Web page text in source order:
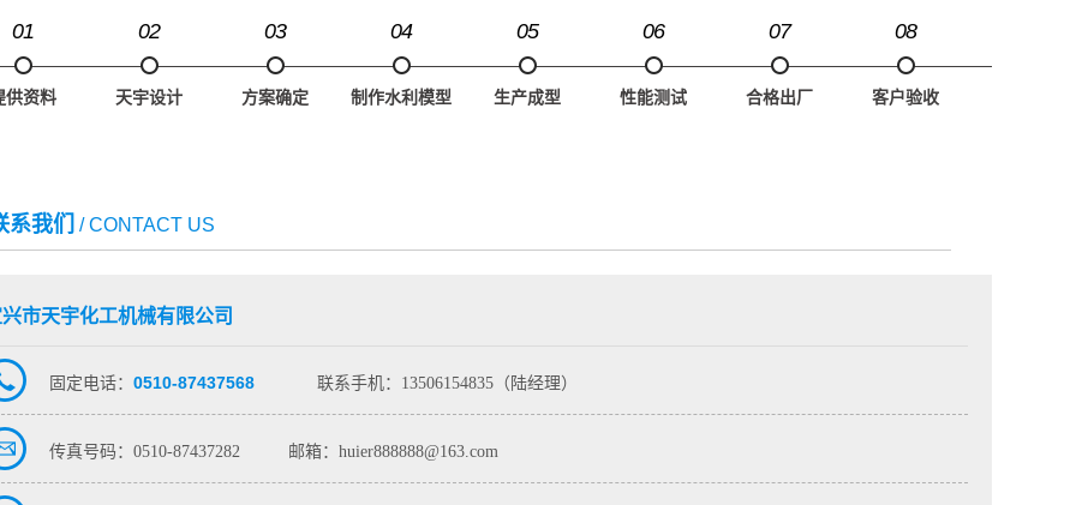
01
供资料
02
天宇设计
03
方案确定
04
制作水利模型
05
生产成型
06
性能测试
07
合格出厂
08
客户验收
系我们 / CONTACT US
市天宇化工机械有限公司
固定电话： 0510-87437568 联系手机：13506154835（陆经理）
传真号码：0510-87437282 邮箱：huier888888@163.com